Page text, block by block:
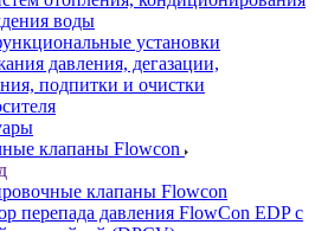
воды
установки
давления, дегазации,
подпитки и очистки
клапаны Flowcon
клапаны Flowcon
перепада давления FlowСon EDP с